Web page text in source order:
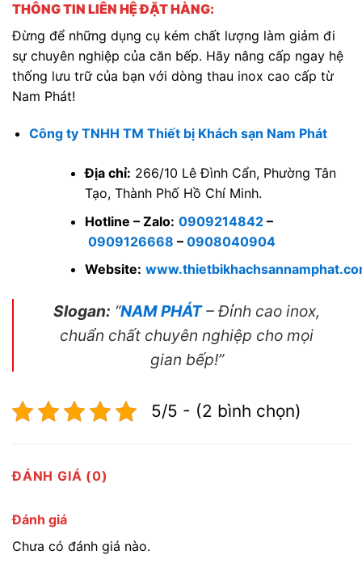
THÔNG TIN LIÊN HỆ ĐẶT HÀNG:
Đừng để những dụng cụ kém chất lượng làm giảm đi
sự chuyên nghiệp của căn bếp. Hãy nâng cấp ngay hệ
thống lưu trữ của bạn với dòng thau inox cao cấp từ
Nam Phát!
Công ty TNHH TM Thiết bị Khách sạn Nam Phát
Địa chỉ: 266/10 Lê Đình Cẩn, Phường Tân
Tạo, Thành Phố Hồ Chí Minh.
Hotline – Zalo: 0909214842–
0909126668 – 0908040904
Website:
Slogan: “NAM PHÁT– Đỉnh cao inox,
chuẩn chất chuyên nghiệp cho mọi
gian bếp!”
5/5 - (2 bình chọn)
ĐÁNH GIÁ (0)
Đánh giá
Chưa có đánh giá nào.